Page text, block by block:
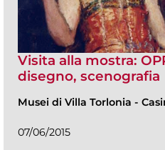
Visita alla mostra:
disegno, scenografia
Musei di Villa Torlonia -
07/06/2015